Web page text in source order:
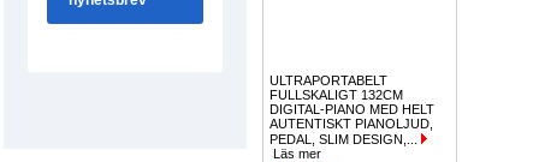
ULTRAPORTABELT
FULLSKALIGT 132CM
DIGITAL-PIANO MED HELT
AUTENTISKT PIANOLJUD,
PEDAL, SLIM DESIGN,...
Läs mer